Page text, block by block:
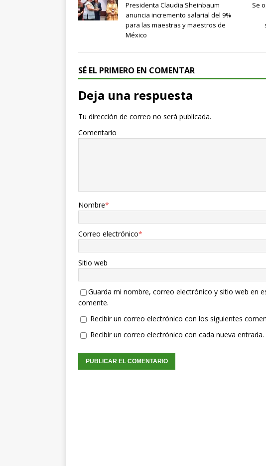
Presidenta Claudia Sheinbaum
anuncia incremento salarial del 9%
para las maestras y maestros de
México
Se
SÉ EL PRIMERO EN COMENTAR
Deja una respuesta
Tu dirección de correo no será publicada.
Comentario
Nombre*
Correo electrónico*
Sitio web
Guarda mi nombre, correo electrónico y sitio web en
comente.
Recibir un correo electrónico con los siguientes
Recibir un correo electrónico con cada nueva entrada.